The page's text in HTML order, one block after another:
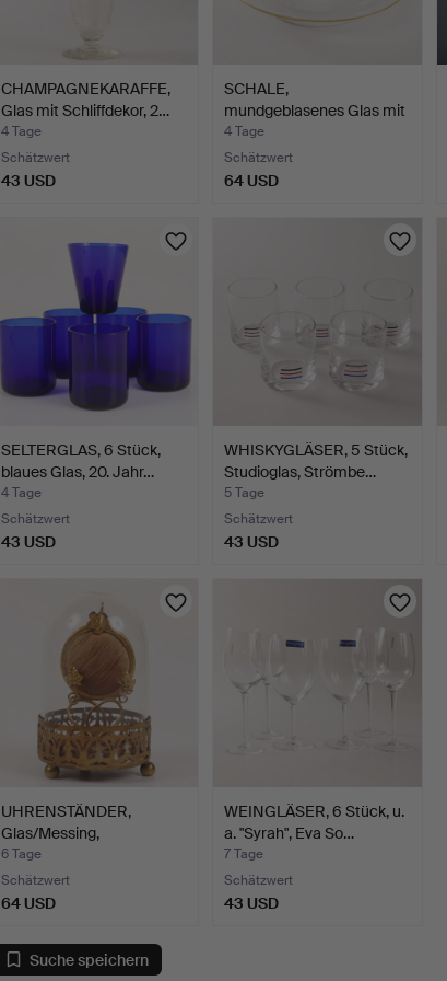
CHAMPAGNEKARAFFE,
Glas mit Schliffdekor, 2…
4 Tage
Schätzwert
43 USD
SCHALE,
mundgeblasenes Glas mit
gelbem Ran…
4 Tage
Schätzwert
64 USD
SELTERGLAS, 6 Stück,
blaues Glas, 20. Jahr…
4 Tage
Schätzwert
43 USD
WHISKYGLÄSER, 5 Stück,
Studioglas, Strömbe…
5 Tage
Schätzwert
43 USD
UHRENSTÄNDER,
Glas/Messing,
Jahrhundertwen…
6 Tage
Schätzwert
64 USD
WEINGLÄSER, 6 Stück, u.
a. "Syrah", Eva So…
7 Tage
Schätzwert
43 USD
Suche speichern